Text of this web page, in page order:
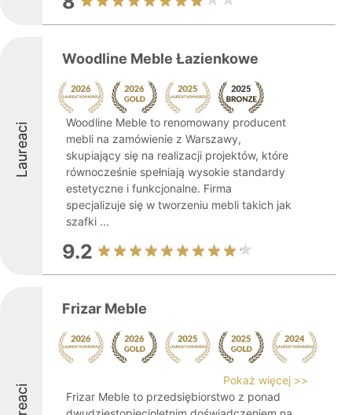
Laureaci
Woodline Meble Łazienkowe
Woodline Meble to renomowany producent
mebli na zamówienie z Warszawy,
skupiający się na realizacji projektów, które
równocześnie spełniają wysokie standardy
estetyczne i funkcjonalne. Firma
specjalizuje się w tworzeniu mebli takich jak
szafki ...
9.2
Frizar Meble
Pokaż więcej >>
Frizar Meble to przedsiębiorstwo z ponad